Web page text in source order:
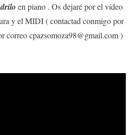
en piano . Os dejaré por el vídeo
y el MIDI ( contactad conmigo por
correo cpazsomoza98@gmail.com )